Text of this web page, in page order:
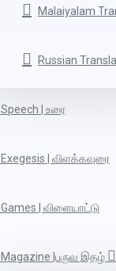
Malaiyalam
Russian
Speech | உரை
Exegesis | விளக்கவுரை
Games | விளையாட்டு
Magazine |பருவ இதழ்